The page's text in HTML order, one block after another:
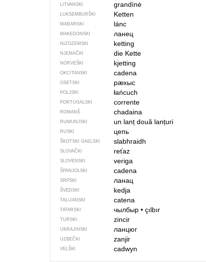
LITVANSKI grandìnė
LUKSEMBURŠKI Ketten
MAĐARSKI lánc
MAKEDONSKI ланец
NIZOZEMSKI ketting
NJEMAČKI die Kette
NORVEŠKI kjetting
OKCITANSKI cadena
OSETSKI рӕхыс
POLJSKI łańcuch
PORTUGALSKI corrente
ROMANŠ chadaina
RUMUNJSKI un lanț două lanțuri
RUSKI цепь
ŠKOTSKI GAELSKI slabhraidh
SLOVAČKI reťaz
SLOVENSKI veriga
ŠPANJOLSKI cadena
SRPSKI ланац
ŠVEDSKI kedja
TALIJANSKI catena
TATARSKI чылбыр •çılbır
TURSKI zincir
UKRAJINSKI ланцюг
UZBEČKI zanjir
VELŠKI cadwyn